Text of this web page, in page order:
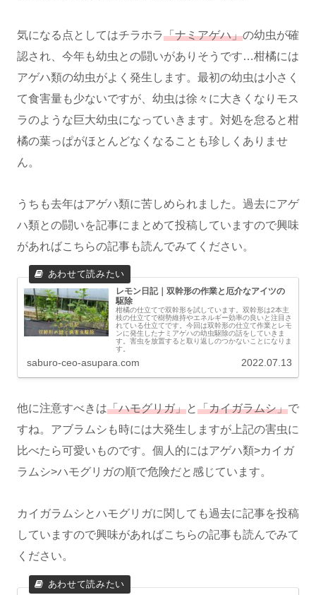
気になる点としてはチラホラ「ナミアゲハ」の幼虫が確
認され、今年も幼虫との闘いがありそうです…柑橘には
アゲハ類の幼虫がよく発生します。最初の幼虫は小さく
て食害量も少ないですが、幼虫は徐々に大きくなりモス
ラのような巨大幼虫になっていきます。対処を怠ると柑
橘の葉っぱがほとんどなくなることも珍しくありませ
ん。
うちも去年はアゲハ類に苦しめられました。過去にアゲ
ハ類との闘いを記事にまとめて投稿していますので興味
があればこちらの記事も読んでみてください。
レモン日記｜双幹形の作業と厄介なアイツの
駆除
柑橘の仕立てで双幹形を試しています。双幹形は2本主
枝の仕立てで樹勢維持やエネルギー効率の良いと注目さ
れている仕立てです。今回は双幹形の仕立て作業とレモ
ンに発生したナミアゲハの幼虫駆除の話をしていきま
す。害虫を放置すると取り返しのつかないことになりま
す。
saburo-ceo-asupara.com 2022.07.13
他に注意すべきは「ハモグリガ」と「カイガラムシ」で
すね。アブラムシも時には大発生しますが上記の害虫に
比べたら可愛いものです。個人的にはアゲハ類>カイガ
ラムシ>ハモグリガの順で危険だと感じています。
カイガラムシとハモグリガに関しても過去に記事を投稿
していますので興味があればこちらの記事も読んでみて
ください。